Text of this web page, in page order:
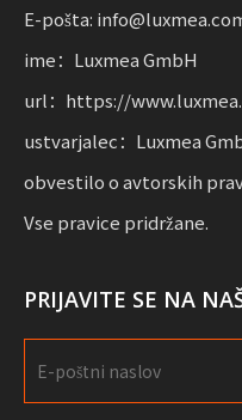
E-pošta:
ime：Luxmea GmbH
url：https://
ustvarjalec：Luxmea
obvestilo o avtorskih
Vse pravice pridržane.
PRIJAVITE SE NA